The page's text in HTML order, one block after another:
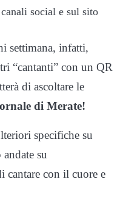
social e sul sito
settimana, infatti,
“cantanti” con un QR
di ascoltare le
di Merate!
specifiche su
su
cantare con il cuore e